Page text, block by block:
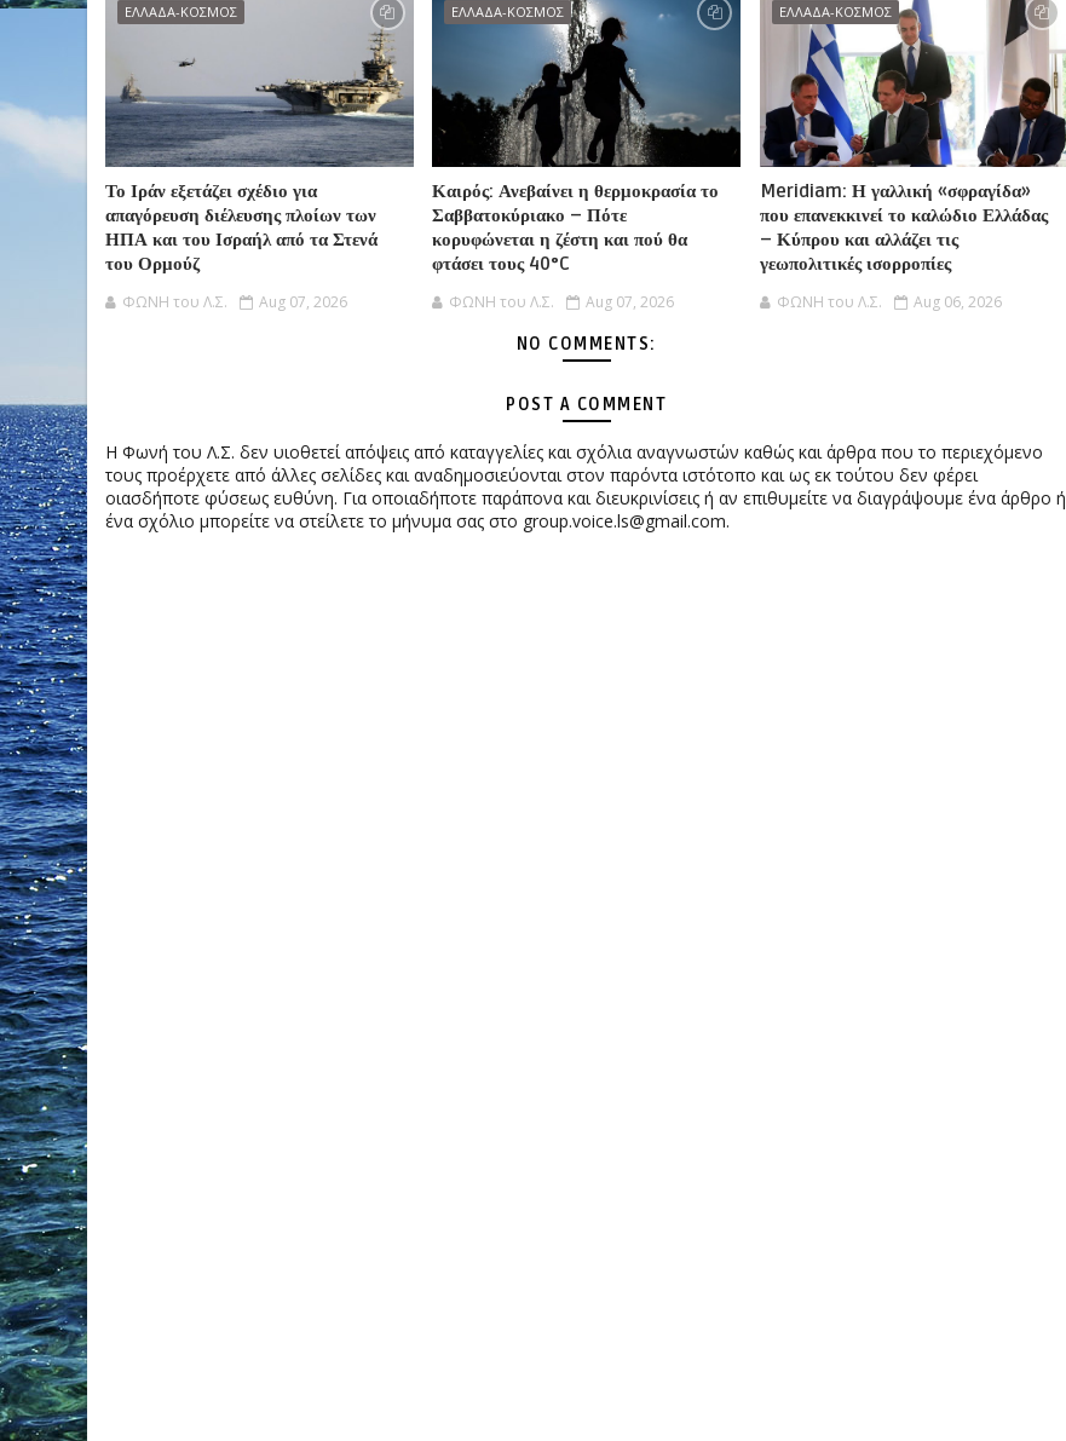
ΕΛΛΑΔΑ-ΚΟΣΜΟΣ
Το Ιράν εξετάζει σχέδιο για
απαγόρευση διέλευσης πλοίων των
ΗΠΑ και του Ισραήλ από τα Στενά
του Ορμούζ
ΦΩΝΗ του Λ.Σ. Aug 07, 2026
ΕΛΛΑΔΑ-ΚΟΣΜΟΣ
Καιρός: Ανεβαίνει η θερμοκρασία το
Σαββατοκύριακο – Πότε
κορυφώνεται η ζέστη και πού θα
φτάσει τους 40°C
ΦΩΝΗ του Λ.Σ. Aug 07, 2026
ΕΛΛΑΔΑ-ΚΟΣΜΟΣ
Meridiam: Η γαλλική «σφραγίδα»
που επανεκκινεί το καλώδιο Ελλάδας
– Κύπρου και αλλάζει τις
γεωπολιτικές ισορροπίες
ΦΩΝΗ του Λ.Σ. Aug 06, 2026
NO COMMENTS:
POST A COMMENT
Η Φωνή του Λ.Σ. δεν υιοθετεί απόψεις από καταγγελίες και σχόλια αναγνωστών καθώς και άρθρα που το περιεχόμενο
τους προέρχετε από άλλες σελίδες και αναδημοσιεύονται στον παρόντα ιστότοπο και ως εκ τούτου δεν φέρει
οιασδήποτε φύσεως ευθύνη. Για οποιαδήποτε παράπονα και διευκρινίσεις ή αν επιθυμείτε να διαγράψουμε ένα άρθρο ή
ένα σχόλιο μπορείτε να στείλετε το μήνυμα σας στο group.voice.ls@gmail.com.